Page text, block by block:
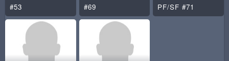
#53 #69 PF/SF #71